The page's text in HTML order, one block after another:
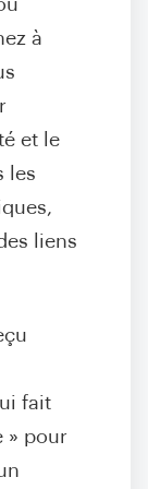
à
et le
les
liens
fait
» pour